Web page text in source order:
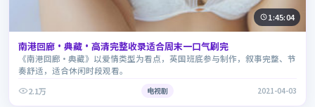
1:45:04
南港回廊·典藏·高清完整收录适合周末一口气刷完
《南港回廊·典藏》以爱情类型为看点，英国班底参与制作，叙事完整、节
奏舒适，适合休闲时段观看。
2.1万
电视剧 2021-04-03